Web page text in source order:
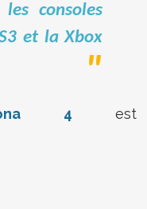
consoles
et la Xbox
4 est